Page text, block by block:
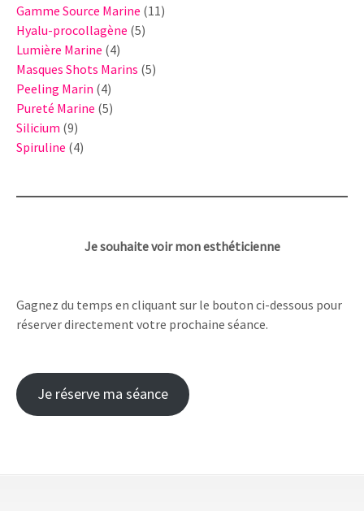
produits
Gamme Source Marine 1111
Hyalu-procollagène 55
Lumière Marine 44
produits
Masques Shots Marins 55
Peeling Marin 44
produits
Pureté Marine 55
Silicium 99
produits
Spiruline 44
Je souhaite voir mon esthéticienne
Gagnez du temps en cliquant sur le bouton ci-dessous pour
réserver directement votre prochaine séance.
Je réserve ma séance